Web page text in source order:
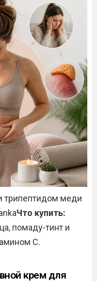
трипептидом меди
Что купить:
помаду-тинт и
С.
крем для